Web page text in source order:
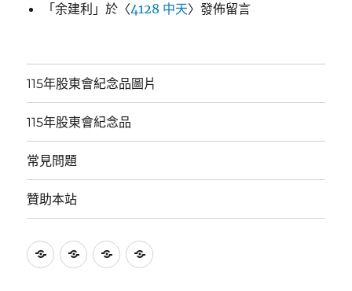
「余建利 」於〈4128 中天〉發佈留言
115年股東會紀念品圖片
115年股東會紀念品
常見問題
贊助本站
115
115
常
贊